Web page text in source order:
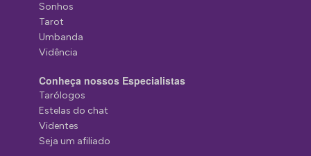
Sonhos
Tarot
Umbanda
Vidência
Conheça nossos Especialistas
Tarólogos
Estelas do chat
Videntes
Seja um afiliado